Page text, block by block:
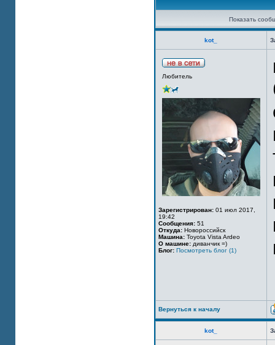
Показать
kot_
Любитель
Зарегистрирован: 01 июл 2017,
19:42
Сообщения: 51
Откуда: Новороссийск
Машина: Toyota Vista Ardeo
О машине: диванчик =)
Блог: Посмотреть блог (1)
Вернуться к началу
kot_